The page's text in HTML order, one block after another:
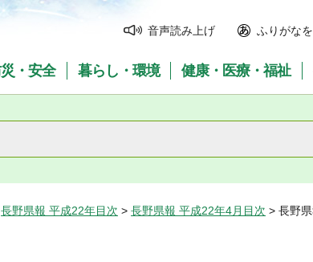
音声読み上げ ふりがな
災・安全 暮らし・環境 健康・医療・福祉
長野県報 平成22年目次 > 長野県報 平成22年4月目次 > 長野